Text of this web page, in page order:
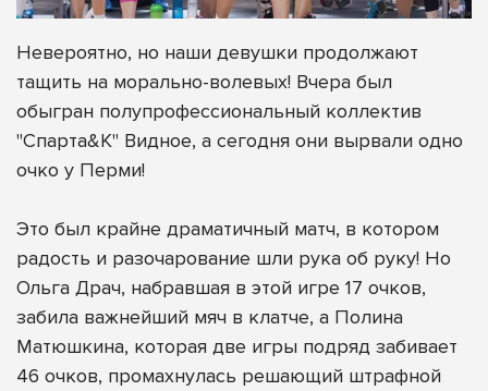
Невероятно, но наши девушки продолжают
тащить на морально-волевых! Вчера был
обыгран полупрофессиональный коллектив
"Спарта&К" Видное, а сегодня они вырвали одно
очко у Перми!
Это был крайне драматичный матч, в котором
радость и разочарование шли рука об руку! Но
Ольга Драч, набравшая в этой игре 17 очков,
забила важнейший мяч в клатче, а Полина
Матюшкина, которая две игры подряд забивает
46 очков, промахнулась решающий штрафной